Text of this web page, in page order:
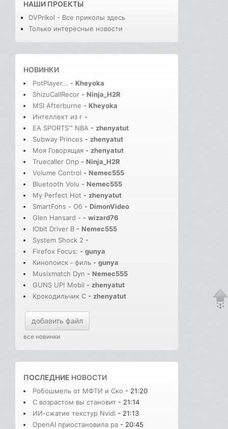
НАШИ ПРОЕКТЫ
DVPrikol - Все приколы здесь
Только интересные новости
НОВИНКИ
PotPlayer... - Kheyoka
ShizuCallRecor - Ninja_H2R
MSI Afterburne - Kheyoka
Интеллект из г -
EA SPORTS™ NBA - zhenyatut
Subway Princes - zhenyatut
Моя Говорящая - zhenyatut
Truecaller Опр - Ninja_H2R
Volume Control - Nemec555
Bluetooth Volu - Nemec555
My Perfect Hot - zhenyatut
SmartFons - Об - DimonVideo
Glen Hansard - - wizard76
IObit Driver B - Nemec555
System Shock 2 -
Firefox Focus: - gunya
Кинопоиск－филь - gunya
Musixmatch Dyn - Nemec555
GUNS UP! Mobil - zhenyatut
Крокодильчик С - zhenyatut
добавить файл
все новинки
ПОСЛЕДНИЕ НОВОСТИ
Робошмель от МФТИ и Ско - 21:20
С возрастом вы становит - 21:14
ИИ-сжатие текстур Nvidi - 21:13
OpenAI приостановила ра - 20:45